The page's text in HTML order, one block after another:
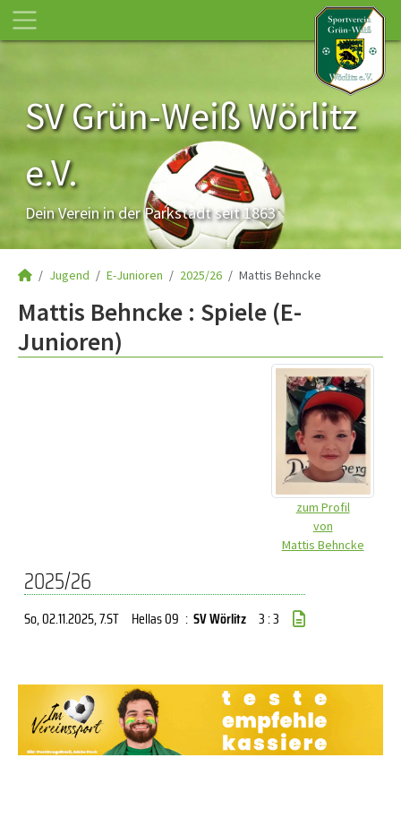
SV Grün-Weiß Wörlitz
e.V.
Dein Verein in der Parkstadt seit 1863
Jugend E-Junioren 2025/26 Mattis Behncke
Mattis Behncke : Spiele (E-
Junioren)
zum Profil
von
Mattis Behncke
2025/26
So, 02.11.2025, 7.ST Hellas 09 : SV Wörlitz 3 : 3